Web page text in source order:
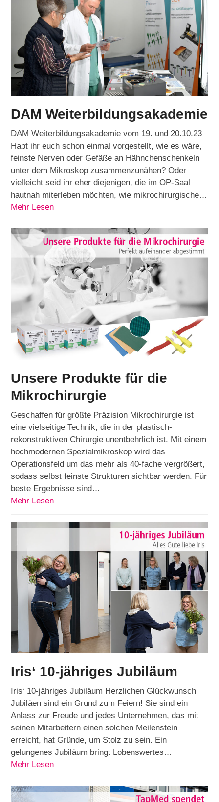
DAM Weiterbildungsakademie
DAM Weiterbildungsakademie vom 19. und 20.10.23
Habt ihr euch schon einmal vorgestellt, wie es wäre,
feinste Nerven oder Gefäße an Hähnchenschenkeln
unter dem Mikroskop zusammenzunähen? Oder
vielleicht seid ihr eher diejenigen, die im OP-Saal
hautnah miterleben möchten, wie mikrochirurgische…
Mehr Lesen
Unsere Produkte für die
Mikrochirurgie
Geschaffen für größte Präzision Mikrochirurgie ist
eine vielseitige Technik, die in der plastisch-
rekonstruktiven Chirurgie unentbehrlich ist. Mit einem
hochmodernen Spezialmikroskop wird das
Operationsfeld um das mehr als 40-fache vergrößert,
sodass selbst feinste Strukturen sichtbar werden. Für
beste Ergebnisse sind…
Mehr Lesen
Iris‘ 10-jähriges Jubiläum
Iris‘ 10-jähriges Jubiläum Herzlichen Glückwunsch
Jubiläen sind ein Grund zum Feiern! Sie sind ein
Anlass zur Freude und jedes Unternehmen, das mit
seinen Mitarbeitern einen solchen Meilenstein
erreicht, hat Gründe, um Stolz zu sein. Ein
gelungenes Jubiläum bringt Lobenswertes…
Mehr Lesen